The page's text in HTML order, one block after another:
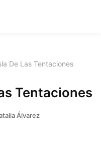
De Las Tentaciones
Tentaciones
Álvarez